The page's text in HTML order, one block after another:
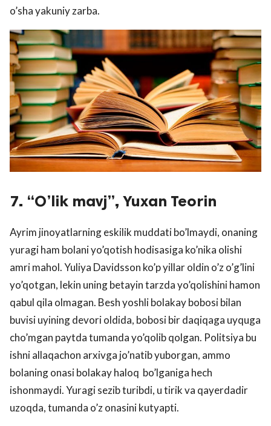
o’sha yakuniy zarba.
7. “O’lik mavj”, Yuxan Teorin
Ayrim jinoyatlarning eskilik muddati bo’lmaydi, onaning
yuragi ham bolani yo’qotish hodisasiga ko’nika olishi
amri mahol. Yuliya Davidsson ko’p yillar oldin o’z o’g’lini
yo’qotgan, lekin uning betayin tarzda yo’qolishini hamon
qabul qila olmagan. Besh yoshli bolakay bobosi bilan
buvisi uyining devori oldida, bobosi bir daqiqaga uyquga
cho’mgan paytda tumanda yo’qolib qolgan. Politsiya bu
ishni allaqachon arxivga jo’natib yuborgan, ammo
bolaning onasi bolakay haloq bo’lganiga hech
ishonmaydi. Yuragi sezib turibdi, u tirik va qayerdadir
uzoqda, tumanda o’z onasini kutyapti.